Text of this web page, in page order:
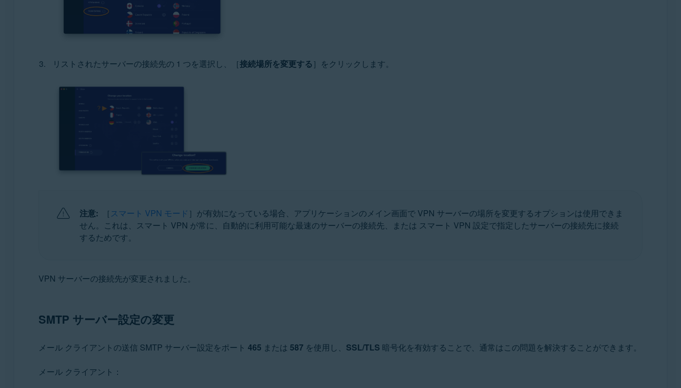
リストされたサーバーの接続先の 1 つを選択し、［接続場所を変更する］をクリックします。
注意: ［ スマート VPN モード］が有効になっている場合、アプリケーションのメイン画面で VPN サーバーの場所を変更するオプションは使用できま
せん。これは、スマート VPN が常に、自動的に利用可能な最速のサーバーの接続先、または スマート VPN 設定で指定したサーバーの接続先に接続
するためです。
VPN サーバーの接続先が変更されました。
SMTP サーバー設定の変更
メール クライアントの送信 SMTP サーバー設定をポート 465 または 587 を使用し、 SSL/TLS 暗号化を有効することで、通常はこの問題を解決することができます。
メール クライアント：